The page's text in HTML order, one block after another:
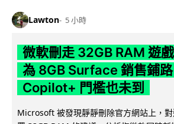
Lawton 5 小時
微軟刪走 32GB RAM 遊
為 8GB Surface 銷售鋪
Copilot+ 門檻也未到
Microsoft 被發現靜靜刪除官方網站上，